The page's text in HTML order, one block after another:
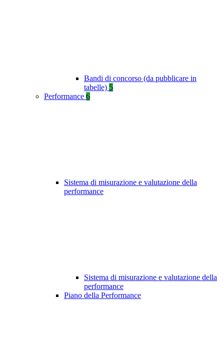
Bandi di concorso (da pubblicare in
tabelle) 5
Performance 6
Sistema di misurazione e valutazione della
performance
Sistema di misurazione e valutazione della
performance
Piano della Performance